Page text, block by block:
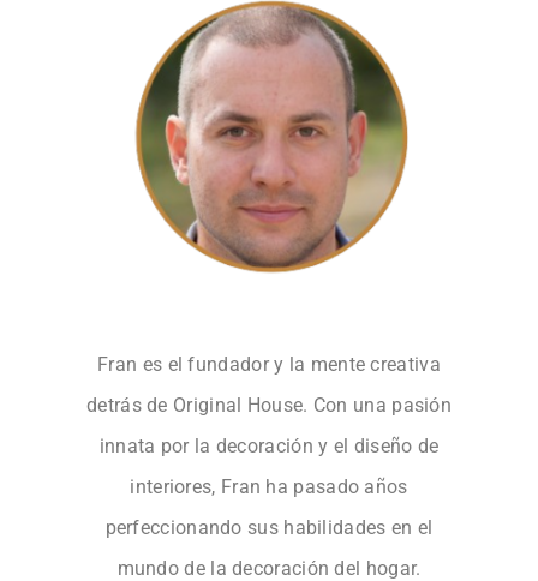
Fran es el fundador y la mente creativa
detrás de Original House. Con una pasión
innata por la decoración y el diseño de
interiores, Fran ha pasado años
perfeccionando sus habilidades en el
mundo de la decoración del hogar.